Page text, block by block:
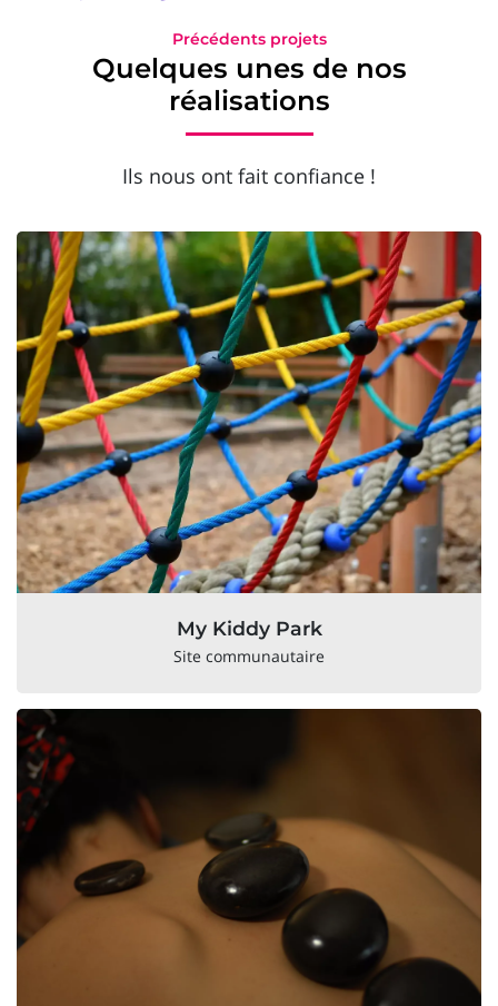
Précédents projets
Quelques unes de nos
réalisations
Ils nous ont fait confiance !
My Kiddy Park
Site communautaire